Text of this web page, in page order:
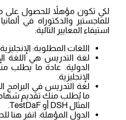
للماجستير والدكتوراه في
استيفاء المعايير التالية:
اللغات المطلوبة: الإنجليزية
لغة التدريس هي اللغة
الدولية. عادة ما يطلب
الإنجليزية.
لغة التدريس في البرامج
ما يُطلب منك تقديم
المثال DSH أو TestDaF.
الدول المؤهلة: انقر هنا